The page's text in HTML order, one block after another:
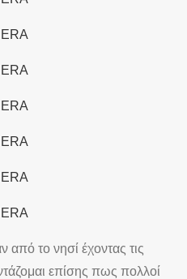
από το νησί έχοντας τις
επίσης πως πολλοί